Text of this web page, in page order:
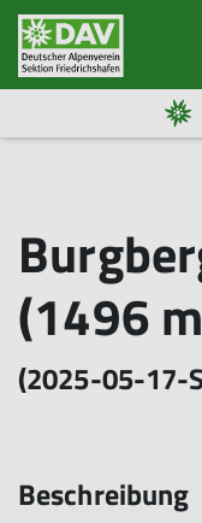
(1496
(2025-05-17-
Beschreibung